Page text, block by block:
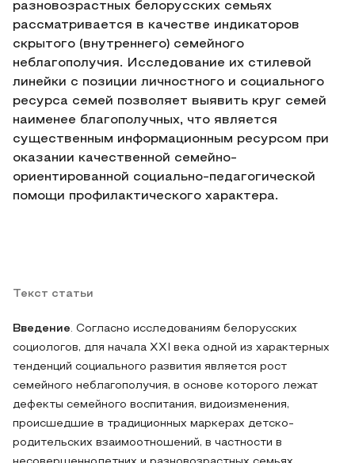
разновозрастных белорусских семьях
рассматривается в качестве индикаторов
скрытого (внутреннего) семейного
неблагополучия. Исследование их стилевой
линейки с позиции личностного и социального
ресурса семей позволяет выявить круг семей
наименее благополучных, что является
существенным информационным ресурсом при
оказании качественной семейно-
ориентированной социально-педагогической
помощи профилактического характера.
Текст статьи
Введение. Согласно исследованиям белорусских
социологов, для начала XXI века одной из характерных
тенденций социального развития является рост
семейного неблагополучия, в основе которого лежат
дефекты семейного воспитания, видоизменения,
происшедшие в традиционных маркерах детско-
родительских взаимоотношений, в частности в